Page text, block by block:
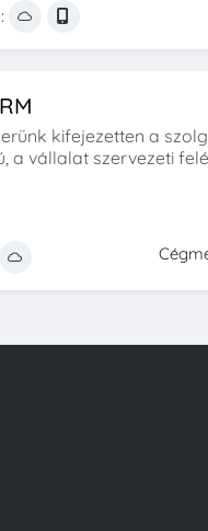
kifejezetten a
a vállalat szervezeti